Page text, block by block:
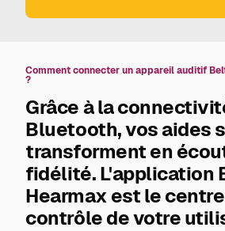
Comment connecter un appareil auditif
?
Grâce à la
Bluetooth, vos aides
transforment en
fidélité.L'application
Hearmaxest le
contrôle de votre